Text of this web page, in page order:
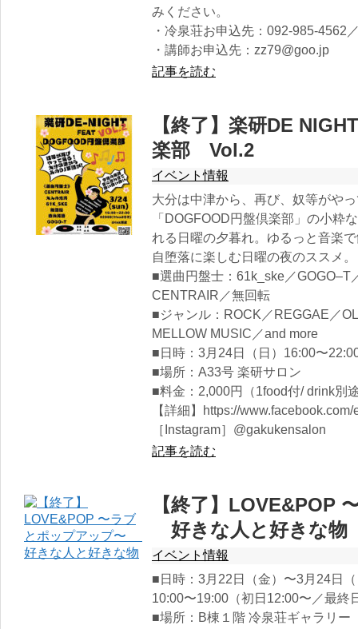
みください。
・冷泉荘お申込先：092-985-4562
・講師お申込先：zz79@goo.jp
記事を読む
【終了】楽研DE
楽部 Vol.2
イベント情報
大分は中津から、再び、奴等がや
「DOGFOOD円盤倶楽部」の小粋
れる日曜の夕暮れ。ゆるっと音楽
自堕落に楽しむ日曜の夜のススメ。
■選曲円盤士：61k_ske／GOGO–T
CENTRAIR／無回転
■ジャンル：ROCK／REGGAE／
MELLOW MUSIC／and more
■日時：3月24日（日）16:00〜
■場所：A33号 楽研サロン
■料金：2,000円（1food付/ drink別
【詳細】https://
［Instagram］@gakukensalon
記事を読む
【終了】LOVE&POP
好きな人と好きな物
イベント情報
■日時：3月22日（金）〜3月24日
10:00〜19:00（初日12:00〜／最終
■場所：B棟１階 冷泉荘ギャラリー